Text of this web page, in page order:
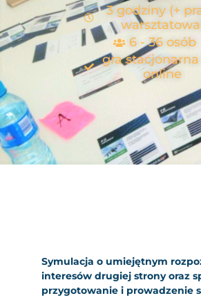
3 godziny (+
6 - 36 osób
gra
online
Symulacja o umiejętnym
interesów drugiej strony oraz
przygotowanie i prowadzenie